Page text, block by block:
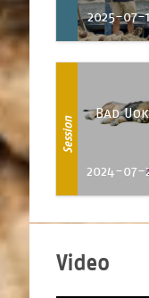
2025-07-
Session
Bad Uok
2024-07-
Video